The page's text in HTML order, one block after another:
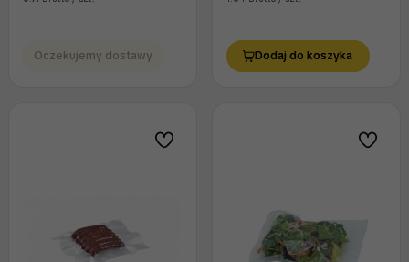
Oczekujemy dostawy Dodaj do koszyka